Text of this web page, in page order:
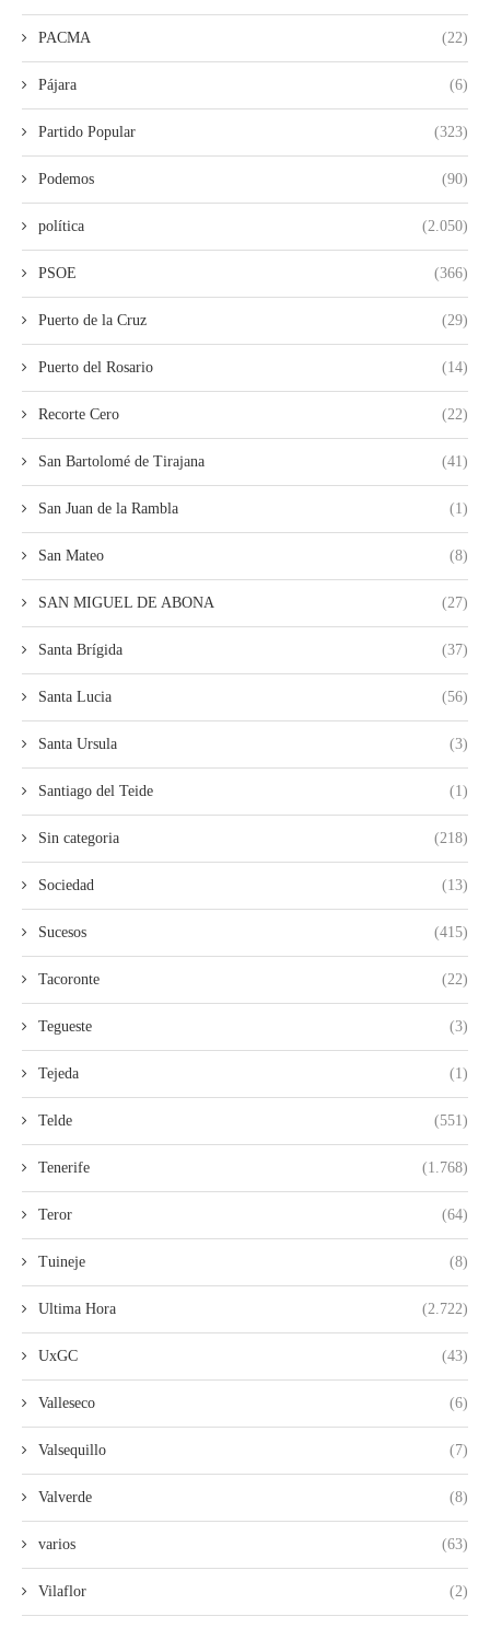
PACMA (22)
Pájara (6)
Partido Popular (323)
Podemos (90)
política (2.050)
PSOE (366)
Puerto de la Cruz (29)
Puerto del Rosario (14)
Recorte Cero (22)
San Bartolomé de Tirajana (41)
San Juan de la Rambla (1)
San Mateo (8)
SAN MIGUEL DE ABONA (27)
Santa Brígida (37)
Santa Lucia (56)
Santa Ursula (3)
Santiago del Teide (1)
Sin categoria (218)
Sociedad (13)
Sucesos (415)
Tacoronte (22)
Tegueste (3)
Tejeda (1)
Telde (551)
Tenerife (1.768)
Teror (64)
Tuineje (8)
Ultima Hora (2.722)
UxGC (43)
Valleseco (6)
Valsequillo (7)
Valverde (8)
varios (63)
Vilaflor (2)